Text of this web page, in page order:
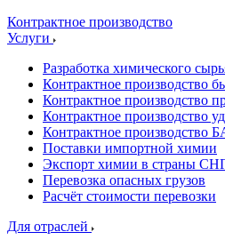
Контрактное производство
Услуги
Разработка химического
Контрактное производство
Контрактное производство
Контрактное производство
Контрактное производство
Поставки импортной химии
Экспорт химии в страны
Перевозка опасных грузов
Расчёт стоимости перевозки
Для отраслей